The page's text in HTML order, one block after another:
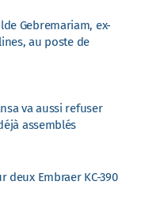
Gebremariam, ex-
au poste de
va aussi refuser
assemblés
deux Embraer KC-390